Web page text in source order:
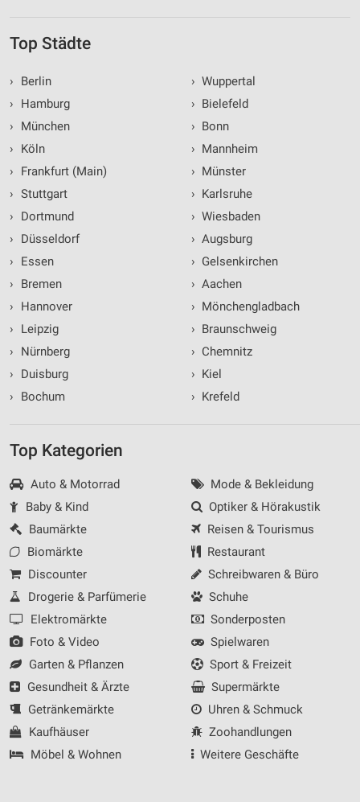
Top Städte
›
Berlin
›
Hamburg
›
München
›
Köln
›
Frankfurt (Main)
› Stuttgart
›
Dortmund
›
Düsseldorf
›
Essen
›
Bremen
›
Hannover
›
Leipzig
›
Nürnberg
›
Duisburg
›
Bochum
› Wuppertal
› Bielefeld
› Bonn
› Mannheim
› Münster
› Karlsruhe
› Wiesbaden
› Augsburg
› Gelsenkirchen
› Aachen
› Mönchengladbach
› Braunschweig
› Chemnitz
› Kiel
› Krefeld
Top Kategorien
Auto & Motorrad
Baby & Kind
Baumärkte
Biomärkte
Discounter
Drogerie & Parfümerie
Elektromärkte
Foto & Video
Garten & Pflanzen
Gesundheit & Ärzte
Getränkemärkte
Kaufhäuser
Möbel & Wohnen
Mode & Bekleidung
Optiker & Hörakustik
Reisen & Tourismus
Restaurant
Schreibwaren & Büro
Schuhe
Sonderposten
Spielwaren
Sport & Freizeit
Supermärkte
Uhren & Schmuck
Zoohandlungen
Weitere Geschäfte